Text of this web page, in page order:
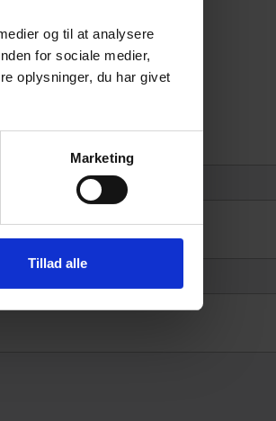
og til at analysere
for sociale medier,
oplysninger, du har givet
Marketing
Tillad alle